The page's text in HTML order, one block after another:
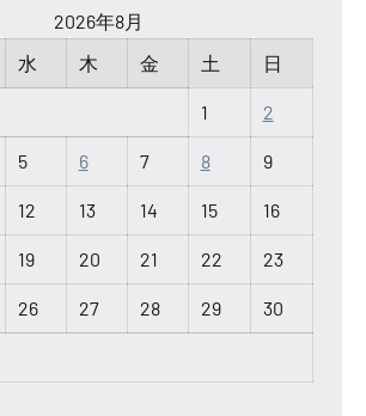
2026年8月
水 木 金 土 日
1 2
5 6 7 8 9
12 13 14 15 16
19 20 21 22 23
26 27 28 29 30